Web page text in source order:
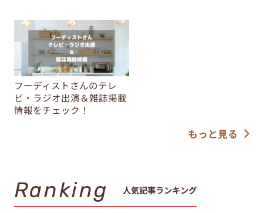
フーディストさんのテレ
ビ・ラジオ出演＆雑誌掲載
情報をチェック！
もっと見る
Ranking 人気記事ランキング